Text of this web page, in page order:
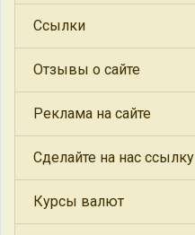
Ссылки
Отзывы о сайте
Реклама на сайте
Сделайте на нас ссылку
Курсы валют